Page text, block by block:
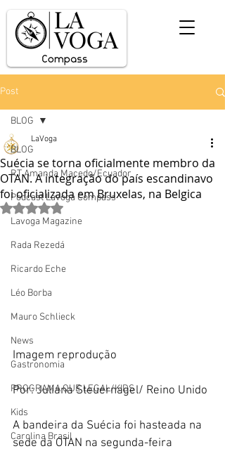
Post
BLOG
RT Amanda Macedo/Ecuador
Podcast Lavoga Compass
Lavoga Magazine
Rada Rezedá
Ricardo Eche
Léo Borba
Mauro Schlieck
News
Gastronomia
PROGRAMA QUE LEGAL/KIDS
Kids
Carolina Brasil
BLOG
Suécia se torna oficialmente membro da
OTAN. A integração do país escandinavo
foi oficializada em Bruxelas, na Belgica
LaVoga
Avaliado com NaN de 5 estrelas.
Imagem reprodução
Por: Juliana Steuernagel/ Reino Unido
A bandeira da Suécia foi hasteada na
sede da OTAN na segunda-feira